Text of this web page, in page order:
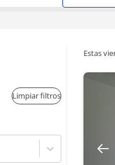
Limpiar filtros
Estas